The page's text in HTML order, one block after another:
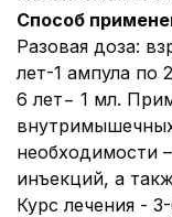
Способ
Разовая доза:
лет-1 ампула по
6 лет− 1 мл.
необходимости
инъекций, а
Курс лечения -